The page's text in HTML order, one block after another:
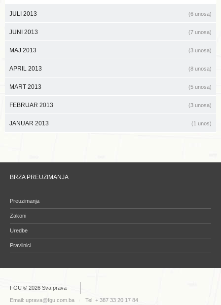
JULI 2013 (6 unosa)
JUNI 2013 (7 unosa)
MAJ 2013 (3 unosa)
APRIL 2013 (8 unosa)
MART 2013 (5 unosa)
FEBRUAR 2013 (3 unosa)
JANUAR 2013 (1 unos)
BRZA PREUZIMANJA
Preuzimanja
Zakoni
Uredbe
Pravilnici
FGU © 2026 Sva prava
Email: uprava@fgu.com.ba Tel: + 387 33 20 17 84